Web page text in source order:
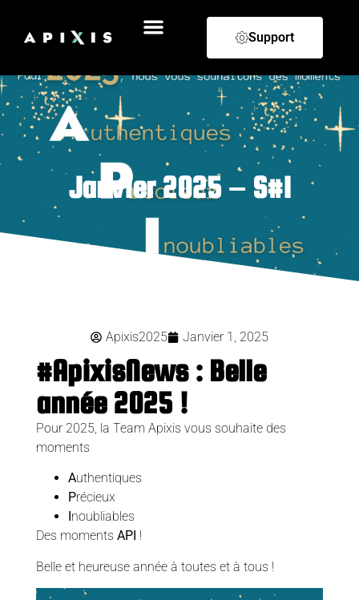
Support
Janvier 2025 – S#1
Apixis2025 Janvier 1, 2025
#ApixisNews : Belle
année 2025 !
Pour 2025, la Team Apixis vous souhaite des
moments
Authentiques
Précieux
noubliables
Des moments API !
Belle et heureuse année à toutes et à tous !